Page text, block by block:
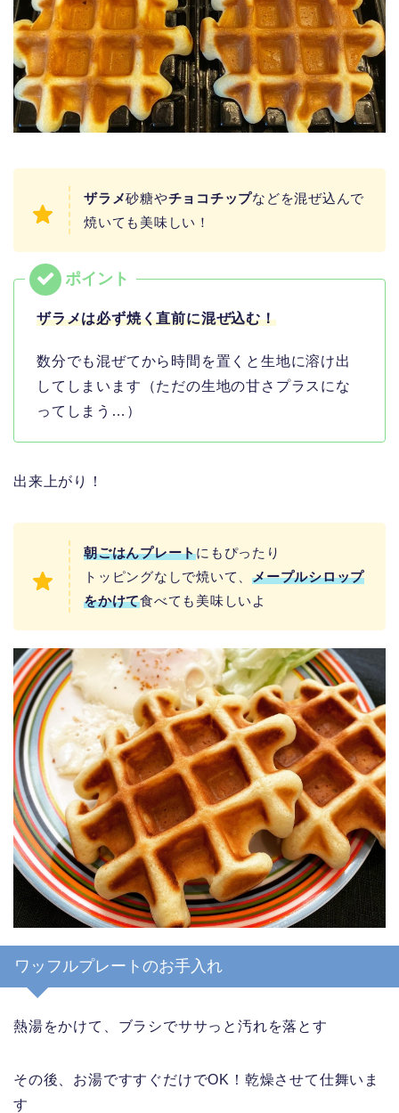
ザラメ砂糖やチョコチップなどを混ぜ込んで
焼いても美味しい！
ザラメは必ず焼く直前に混ぜ込む！
数分でも混ぜてから時間を置くと生地に溶け出
してしまいます（ただの生地の甘さプラスにな
ってしまう…）
出来上がり！
朝ごはんプレートにもぴったり
トッピングなしで焼いて、メープルシロップ
をかけて食べても美味しいよ
ワッフルプレートのお手入れ
熱湯をかけて、ブラシでササっと汚れを落とす
その後、お湯ですすぐだけでOK！乾燥させて仕舞いま
す